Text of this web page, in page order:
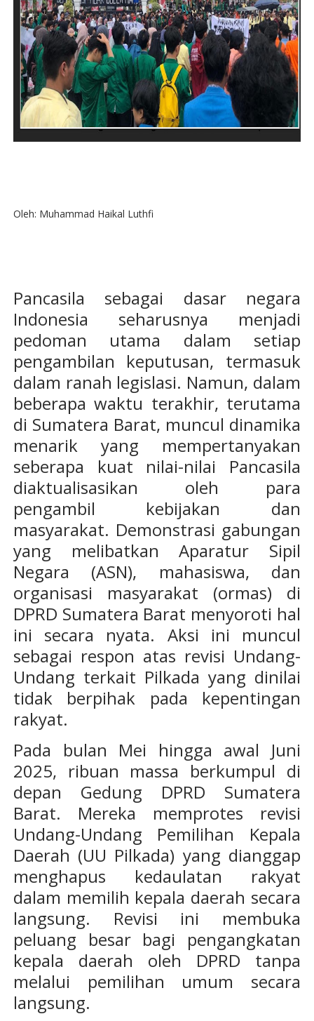
Oleh: Muhammad Haikal Luthfi
Pancasila sebagai dasar negara
Indonesia seharusnya menjadi
pedoman utama dalam setiap
pengambilan keputusan, termasuk
dalam ranah legislasi. Namun, dalam
beberapa waktu terakhir, terutama
di Sumatera Barat, muncul dinamika
menarik yang mempertanyakan
seberapa kuat nilai-nilai Pancasila
diaktualisasikan oleh para
pengambil kebijakan dan
masyarakat. Demonstrasi gabungan
yang melibatkan Aparatur Sipil
Negara (ASN), mahasiswa, dan
organisasi masyarakat (ormas) di
DPRD Sumatera Barat menyoroti hal
ini secara nyata. Aksi ini muncul
sebagai respon atas revisi Undang-
Undang terkait Pilkada yang dinilai
tidak berpihak pada kepentingan
rakyat.
Pada bulan Mei hingga awal Juni
2025, ribuan massa berkumpul di
depan Gedung DPRD Sumatera
Barat. Mereka memprotes revisi
Undang-Undang Pemilihan Kepala
Daerah (UU Pilkada) yang dianggap
menghapus kedaulatan rakyat
dalam memilih kepala daerah secara
langsung. Revisi ini membuka
peluang besar bagi pengangkatan
kepala daerah oleh DPRD tanpa
melalui pemilihan umum secara
langsung.